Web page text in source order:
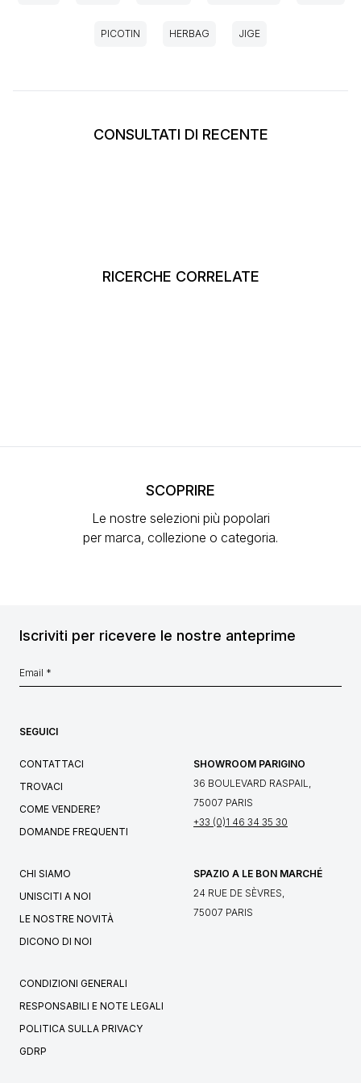
PICOTIN HERBAG JIGE
CONSULTATI DI RECENTE
RICERCHE CORRELATE
SCOPRIRE
Le nostre selezioni più popolari
per marca, collezione o categoria.
Iscriviti per ricevere le nostre anteprime
SEGUICI
CONTATTACI
TROVACI
COME VENDERE?
DOMANDE FREQUENTI
SHOWROOM PARIGINO
36 BOULEVARD RASPAIL,
75007 PARIS
+33 (0)1 46 34 35 30
CHI SIAMO
UNISCITI A NOI
LE NOSTRE NOVITÀ
DICONO DI NOI
SPAZIO A LE BON MARCHÉ
24 RUE DE SÈVRES,
75007 PARIS
CONDIZIONI GENERALI
RESPONSABILI E NOTE LEGALI
POLITICA SULLA PRIVACY
GDRP